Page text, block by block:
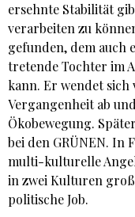
ersehnte Stabilität
verarbeiten zu
gefunden, dem auch
tretende Tochter im
kann. Er wendet
Vergangenheit ab
Ökobewegung.
bei den GRÜNEN.
multi-kulturelle
in zwei Kulturen
politische Job.